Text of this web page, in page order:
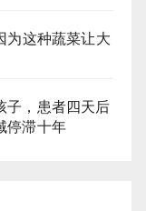
为这种蔬菜让大
子，患者四天后
停滞十年